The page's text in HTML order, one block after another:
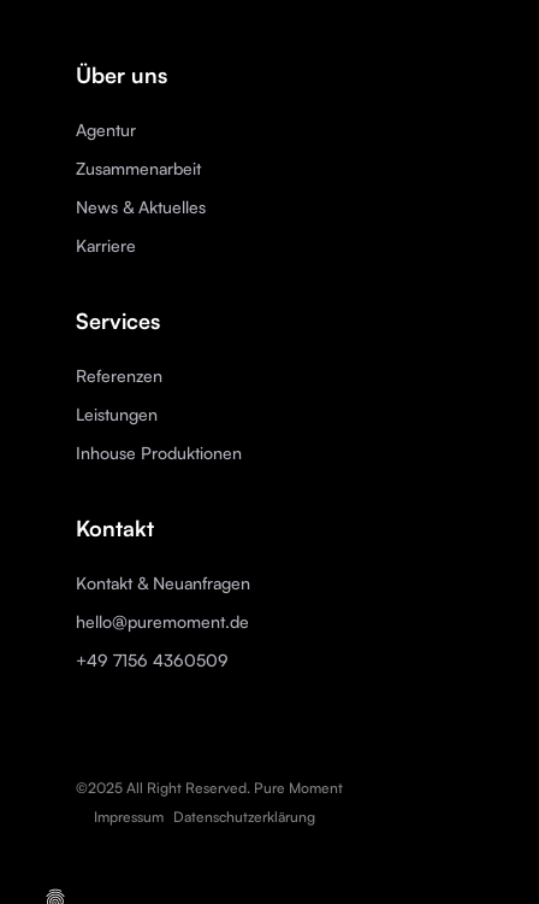
Über uns
Agentur
Zusammenarbeit
News & Aktuelles
Karriere
Services
Referenzen
Leistungen
Inhouse Produktionen
Kontakt
Kontakt & Neuanfragen
hello@puremoment.de
+49 7156 4360509
©2025 All Right Reserved. Pure Moment
Impressum
Datenschutzerklärung